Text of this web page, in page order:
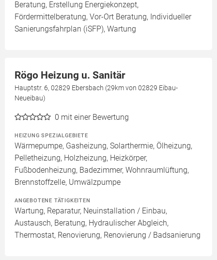
Beratung, Erstellung Energiekonzept,
Fördermittelberatung, Vor-Ort Beratung, Individueller
Sanierungsfahrplan (iSFP), Wartung
Rögo Heizung u. Sanitär
Hauptstr. 6, 02829 Ebersbach (29km von 02829 Eibau-
Neueibau)
0 mit einer Bewertung
HEIZUNG SPEZIALGEBIETE
Wärmepumpe, Gasheizung, Solarthermie, Ölheizung,
Pelletheizung, Holzheizung, Heizkörper,
Fußbodenheizung, Badezimmer, Wohnraumlüftung,
Brennstoffzelle, Umwälzpumpe
ANGEBOTENE TÄTIGKEITEN
Wartung, Reparatur, Neuinstallation / Einbau,
Austausch, Beratung, Hydraulischer Abgleich,
Thermostat, Renovierung, Renovierung / Badsanierung